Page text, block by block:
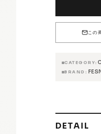
Griptape
この
CATEGORY
BRAND
DETAIL